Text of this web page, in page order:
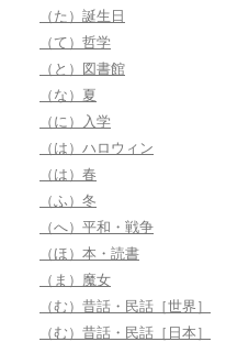
（た）誕生日
（て）哲学
（と）図書館
（な）夏
（に）入学
（は）ハロウィン
（は）春
（ふ）冬
（へ）平和・戦争
（ほ）本・読書
（ま）魔女
（む）昔話・民話［世界］
（む）昔話・民話［日本］